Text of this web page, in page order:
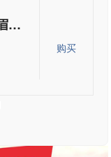
器材库 须眉剃须刀电动小巧便携式单头迷你刮胡刀水洗usb充电
购买